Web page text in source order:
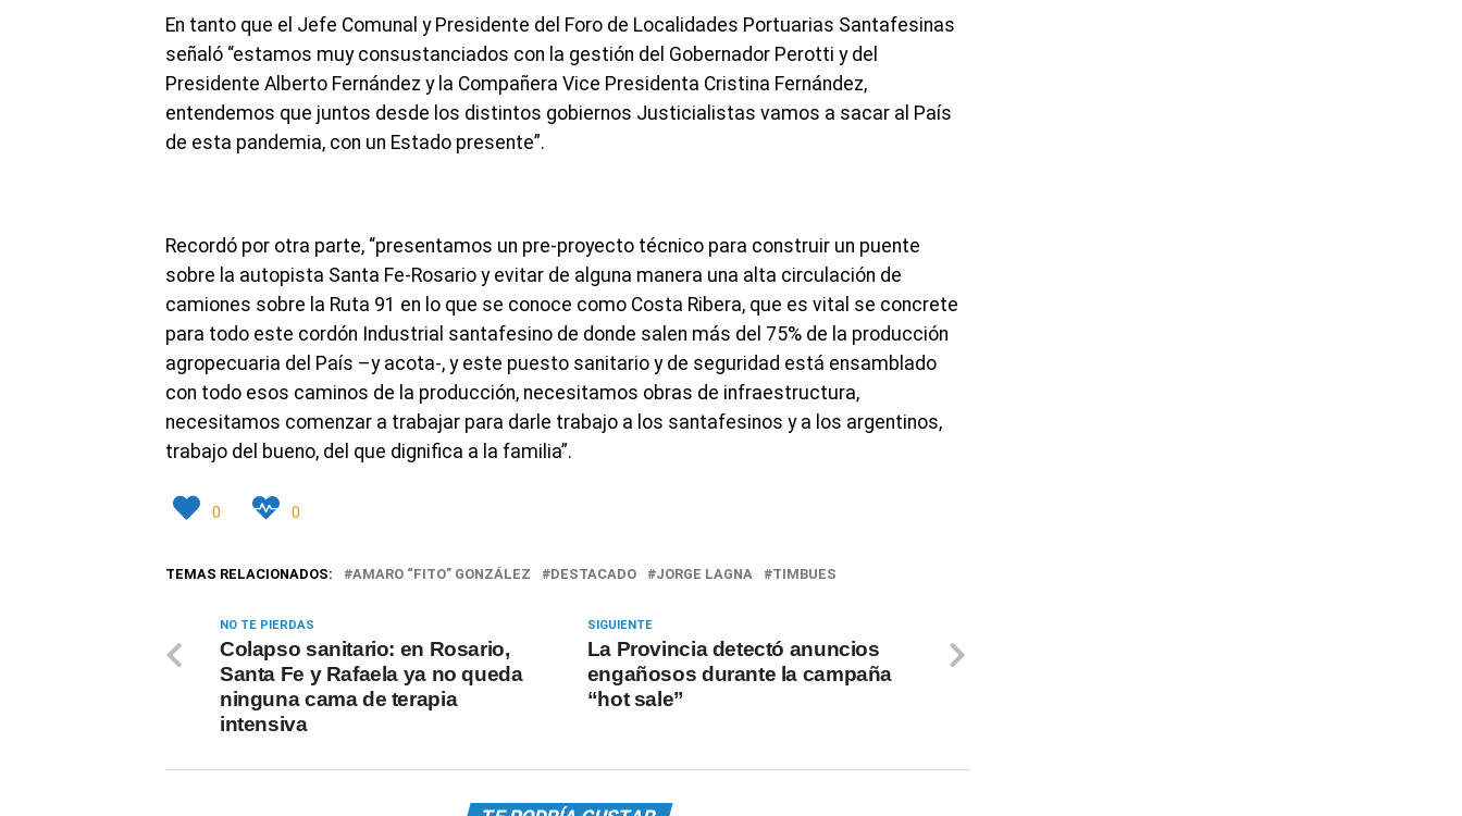
En tanto que el Jefe Comunal y Presidente del Foro de Localidades Portuarias Santafesinas
señaló “estamos muy consustanciados con la gestión del Gobernador Perotti y del
Presidente Alberto Fernández y la Compañera Vice Presidenta Cristina Fernández,
entendemos que juntos desde los distintos gobiernos Justicialistas vamos a sacar al País
de esta pandemia, con un Estado presente”.
Recordó por otra parte, “presentamos un pre-proyecto técnico para construir un puente
sobre la autopista Santa Fe-Rosario y evitar de alguna manera una alta circulación de
camiones sobre la Ruta 91 en lo que se conoce como Costa Ribera, que es vital se concrete
para todo este cordón Industrial santafesino de donde salen más del 75% de la producción
agropecuaria del País –y acota-, y este puesto sanitario y de seguridad está ensamblado
con todo esos caminos de la producción, necesitamos obras de infraestructura,
necesitamos comenzar a trabajar para darle trabajo a los santafesinos y a los argentinos,
trabajo del bueno, del que dignifica a la familia”.
0 0
TEMAS RELACIONADOS: AMARO “FITO” GONZÁLEZ DESTACADO JORGE LAGNA TIMBUES
SIGUIENTE
La Provincia detectó anuncios
engañosos durante la campaña
“hot sale”
NO TE PIERDAS
Colapso sanitario: en Rosario,
Santa Fe y Rafaela ya no queda
ninguna cama de terapia
intensiva